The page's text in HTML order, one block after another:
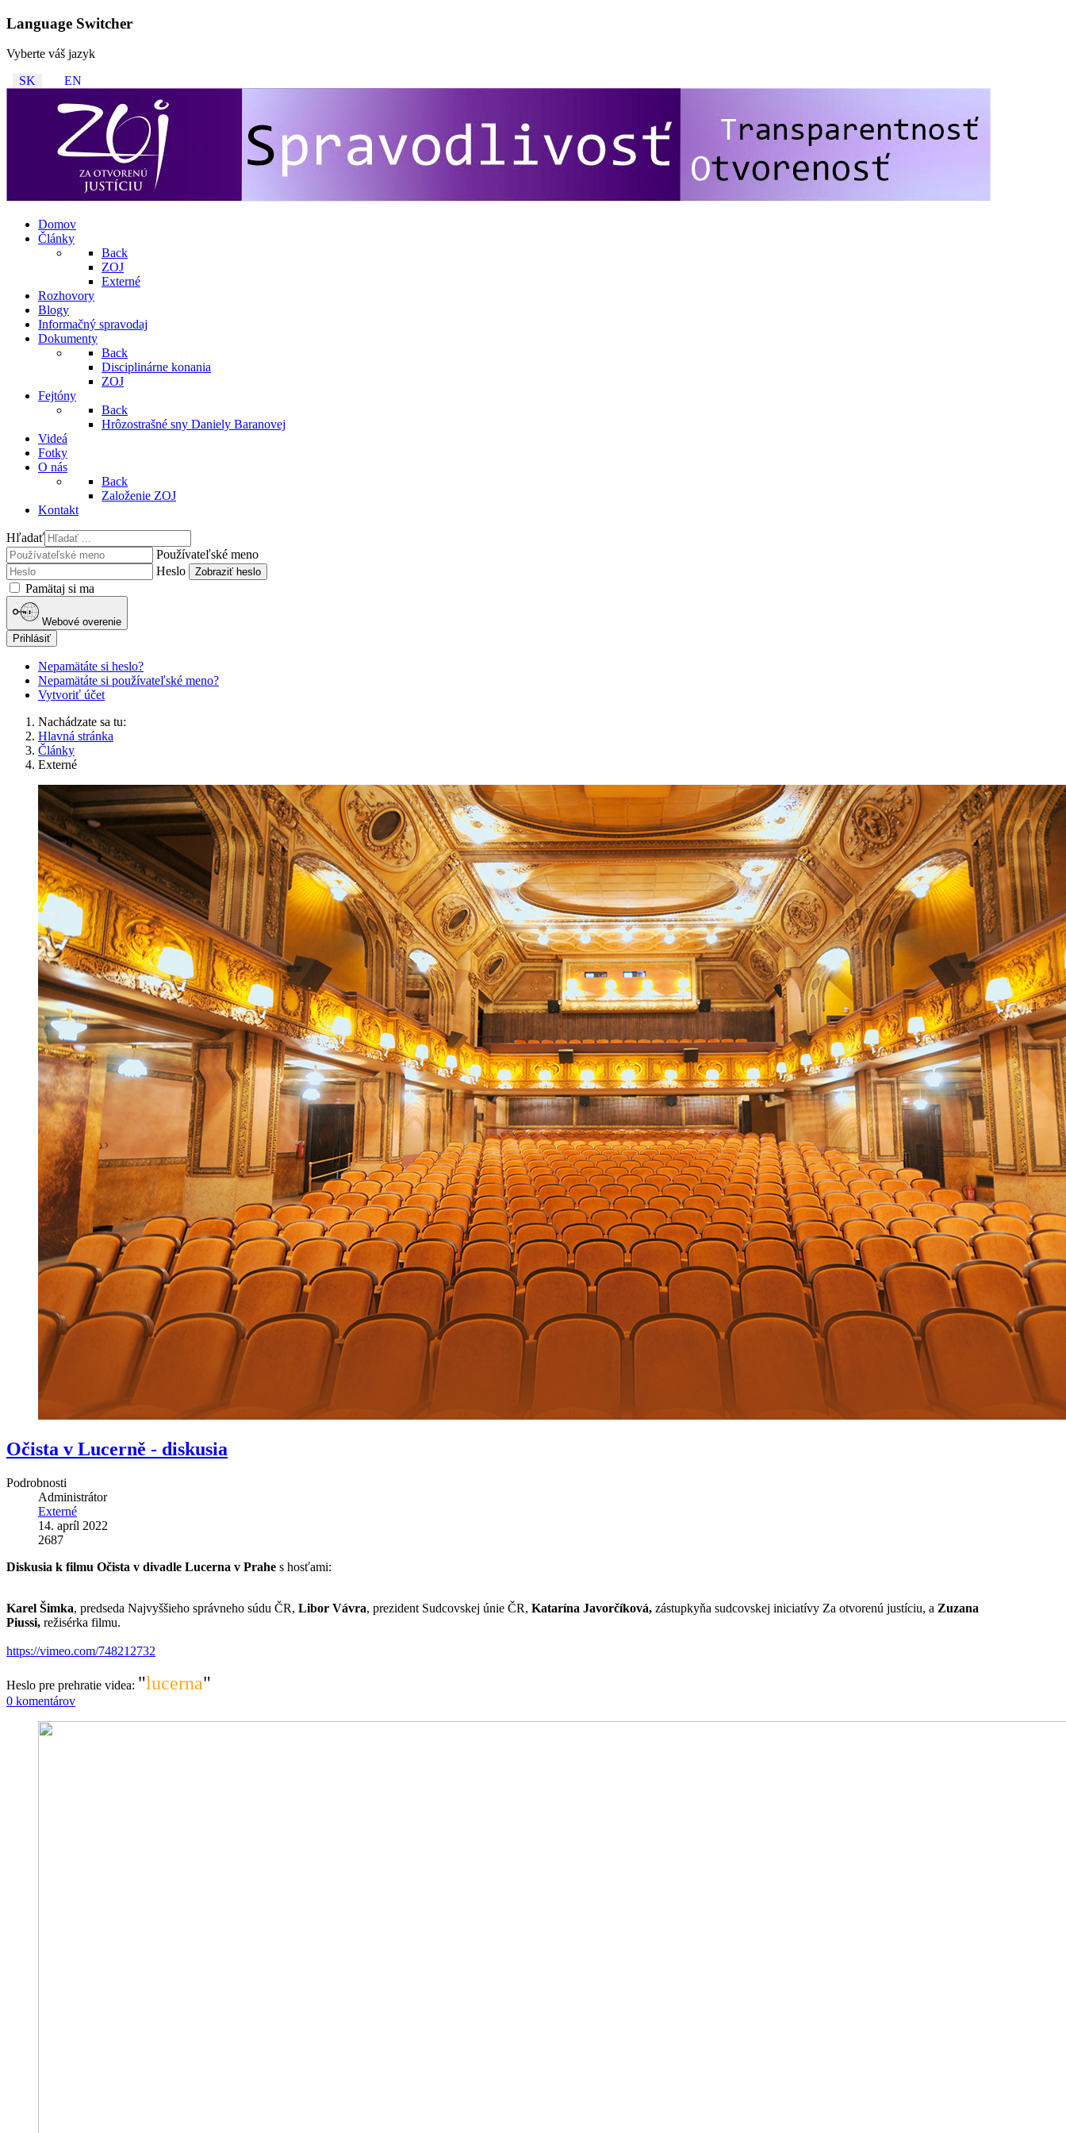
Language Switcher
Vyberte váš jazyk
SK
EN
Domov
Články
Back
ZOJ
Externé
Rozhovory
Blogy
Informačný spravodaj
Dokumenty
Back
Disciplinárne konania
ZOJ
Fejtóny
Back
Hrôzostrašné sny Daniely Baranovej
Videá
Fotky
O nás
Back
Založenie ZOJ
Kontakt
Hľadať
Používateľské meno
Heslo
Zobraziť heslo
Pamätaj si ma
Webové overenie
Prihlásiť
Nepamätáte si heslo?
Nepamätáte si používateľské meno?
Vytvoriť účet
Nachádzate sa tu:
Hlavná stránka
Články
Externé
Očista v Lucerně - diskusia
Podrobnosti
Administrátor
Externé
14. apríl 2022
2687
Diskusia k filmu Očista v divadle Lucerna v Prahe s hosťami:
Karel Šimka, predseda Najvyššieho správneho súdu ČR, Libor Vávra, prezident Sudcovskej únie ČR, Katarína Javorčíková, zástupkyňa sudcovskej iniciatívy Za otvorenú justíciu, a Zuzana
Piussi, režisérka filmu.
https://vimeo.com/748212732
Heslo pre prehratie videa: "lucerna"
0 komentárov